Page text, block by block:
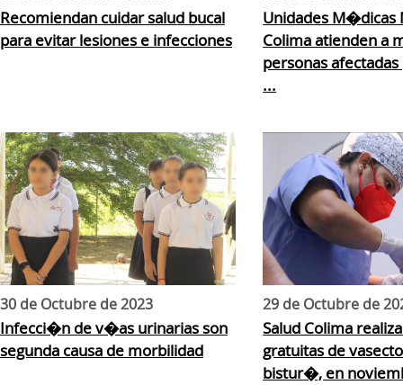
Recomiendan cuidar salud bucal
para evitar lesiones e infecciones
Unidades
Colima atienden a
personas
...
30 de Octubre de 2023
Infecci�n de v�as urinarias son
segunda causa de morbilidad
29 de Octubre de
Salud Colima
gratuitas de
bistur�, en